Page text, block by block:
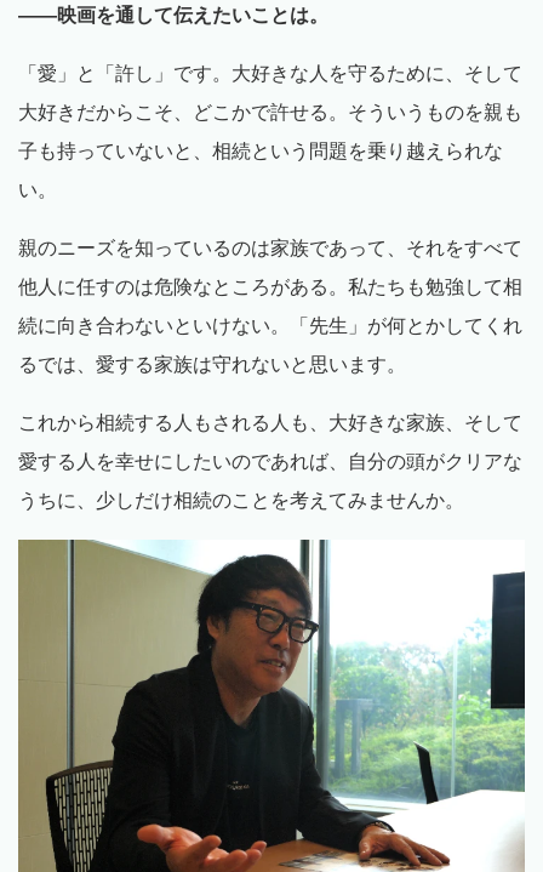
——映画を通して伝えたいことは。
「愛」と「許し」です。大好きな人を守るために、そして
大好きだからこそ、どこかで許せる。そういうものを親も
子も持っていないと、相続という問題を乗り越えられな
い。
親のニーズを知っているのは家族であって、それをすべて
他人に任すのは危険なところがある。私たちも勉強して相
続に向き合わないといけない。「先生」が何とかしてくれ
るでは、愛する家族は守れないと思います。
これから相続する人もされる人も、大好きな家族、そして
愛する人を幸せにしたいのであれば、自分の頭がクリアな
うちに、少しだけ相続のことを考えてみませんか。